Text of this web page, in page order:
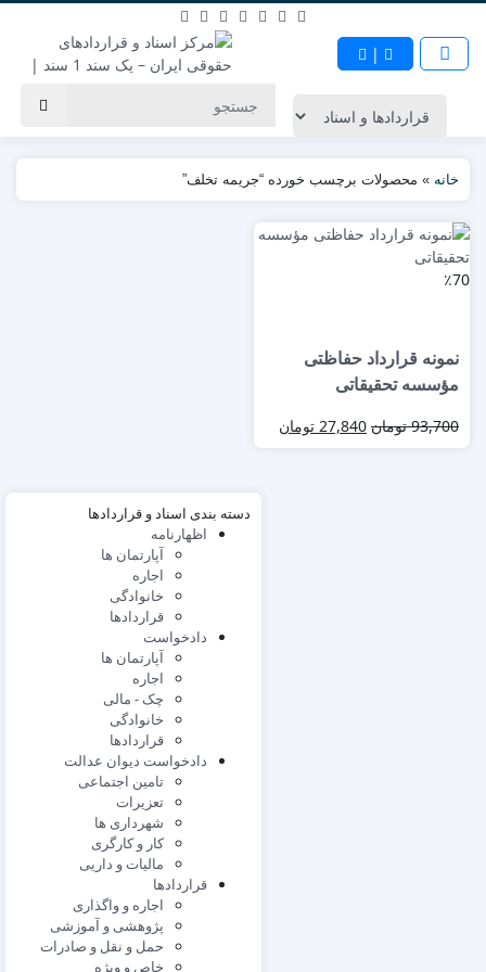
|
خانه » محصولات برچسب خورده “جریمه تخلف”
٪70
نمونه قرارداد حفاظتی
مؤسسه تحقیقاتی
93,700 تومان 27,840 تومان
دسته بندی اسناد و قراردادها
اظهارنامه
آپارتمان ها
اجاره
خانوادگی
قراردادها
دادخواست
آپارتمان ها
اجاره
چک - مالی
خانوادگی
قراردادها
دادخواست دیوان عدالت
تامین اجتماعی
تعزیرات
شهرداری ها
کار و کارگری
مالیات و داریی
قراردادها
اجاره و واگذاری
پژوهشی و آموزشی
حمل و نقل و صادرات
خاص و ویژه